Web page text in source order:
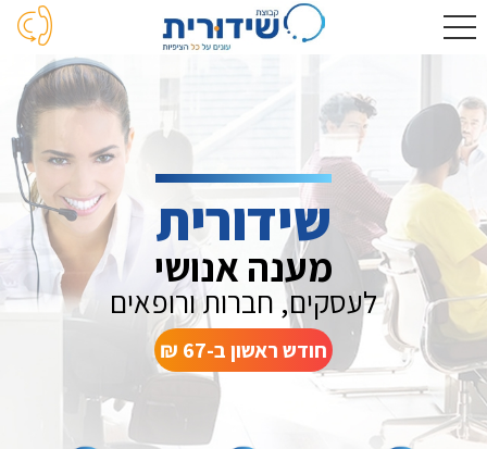
שידורית
מענה אנושי
לעסקים, חברות ורופאים
חודש ראשון ב-67 ₪